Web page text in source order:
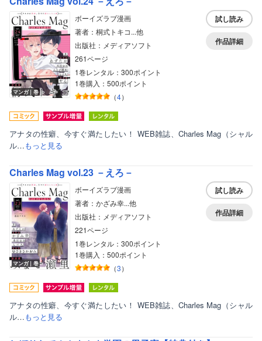
マンガ｜巻
ボーイズラブ漫画
著者：桐式トキコ...他
出版社：メディアソフト
261ページ
1巻レンタル：300ポイント
1巻購入：500ポイント
（4）
試し読み
作品詳細
アナタの性癖、今すぐ満たしたい！ WEB雑誌、Charles Mag（シャル
ル…もっと見る
Charles Mag vol.23 －えろ－
マンガ｜巻
ボーイズラブ漫画
著者：かざみ幸...他
出版社：メディアソフト
221ページ
1巻レンタル：300ポイント
1巻購入：500ポイント
（3）
試し読み
作品詳細
アナタの性癖、今すぐ満たしたい！ WEB雑誌、Charles Mag（シャル
ル…もっと見る